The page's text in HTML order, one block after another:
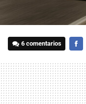
6 comentarios